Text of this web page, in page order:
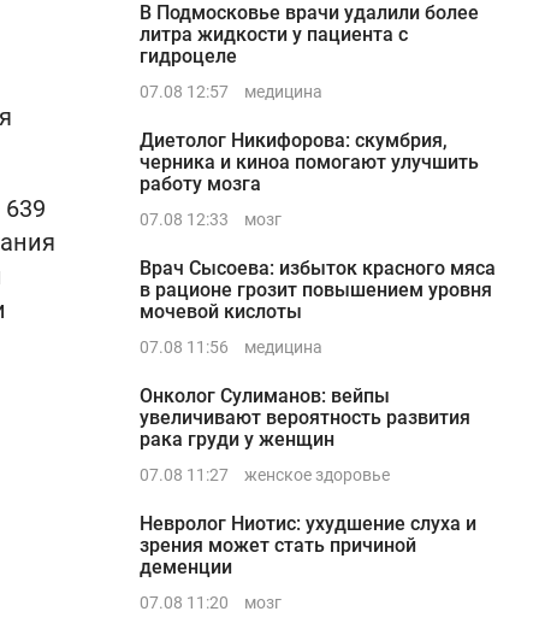
В Подмосковье врачи удалили более
литра жидкости у пациента с
гидроцеле
07.08 12:57 медицина
Диетолог Никифорова: скумбрия,
черника и киноа помогают улучшить
работу мозга
07.08 12:33 мозг
Врач Сысоева: избыток красного мяса
в рационе грозит повышением уровня
мочевой кислоты
07.08 11:56 медицина
Онколог Сулиманов: вейпы
увеличивают вероятность развития
рака груди у женщин
07.08 11:27 женское здоровье
Невролог Ниотис: ухудшение слуха и
зрения может стать причиной
деменции
07.08 11:20 мозг